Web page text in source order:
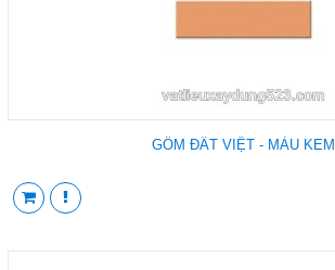
GỐM ĐẤT VIỆT - MÀU KEM